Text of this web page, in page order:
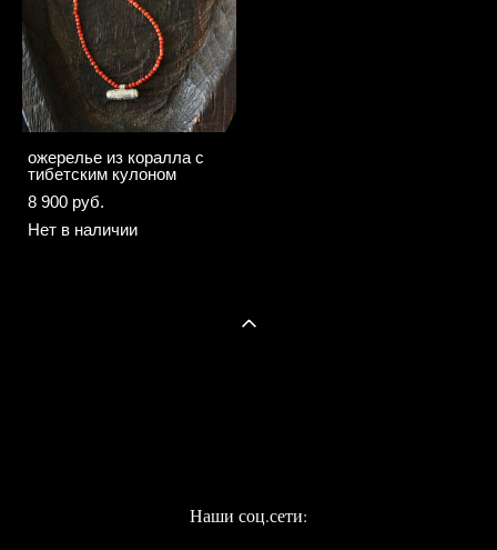
ожерелье из коралла с
тибетским кулоном
8 900 pуб.
Нет в наличии
Наши соц.сети: